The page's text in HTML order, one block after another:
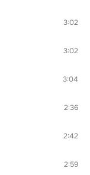
3:02
3:02
3:04
2:36
2:42
2:59